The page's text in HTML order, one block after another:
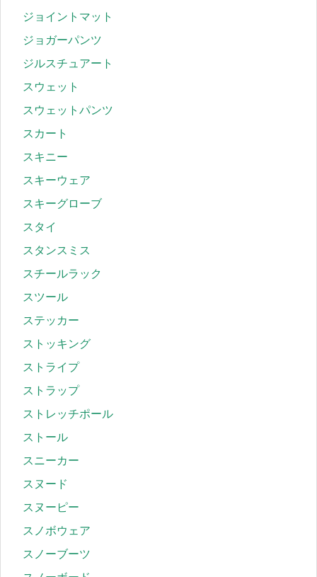
ジョイントマット
ジョガーパンツ
ジルスチュアート
スウェット
スウェットパンツ
スカート
スキニー
スキーウェア
スキーグローブ
スタイ
スタンスミス
スチールラック
スツール
ステッカー
ストッキング
ストライプ
ストラップ
ストレッチポール
ストール
スニーカー
スヌード
スヌーピー
スノボウェア
スノーブーツ